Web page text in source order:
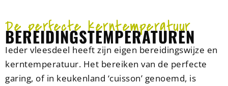
De perfecte kerntemperatuur
BEREIDINGSTEMPERATUREN
Ieder vleesdeel heeft zijn eigen bereidingswijze en
kerntemperatuur. Het bereiken van de perfecte
garing, of in keukenland ‘cuisson’ genoemd, is